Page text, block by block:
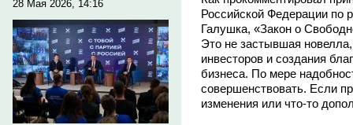
28 Мая 2026, 14:16
Российской Федерации по
Галушка, «Закон о
Это не застывшая
инвесторов и создания
бизнеса. По мере
совершенствовать. Если
изменения или что-то